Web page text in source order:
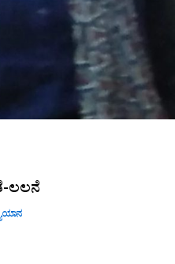
ಲಲನೆ